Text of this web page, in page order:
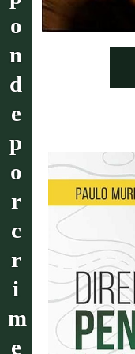
o
n
d
e
p
o
r
c
r
i
m
e